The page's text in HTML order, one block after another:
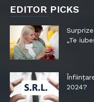
EDITOR PICKS
„Te
2024?